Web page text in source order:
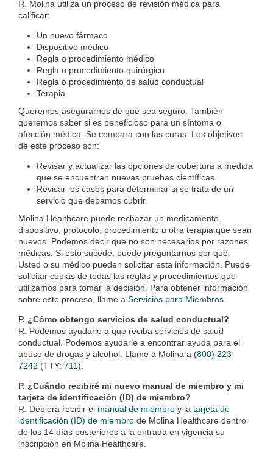
R. Molina utiliza un proceso de revisión médica para
calificar:
Un nuevo fármaco
Dispositivo médico
Regla o procedimiento médico
Regla o procedimiento quirúrgico
Regla o procedimiento de salud conductual
Terapia
Queremos asegurarnos de que sea seguro. También
queremos saber si es beneficioso para un síntoma o
afección médica. Se compara con las curas. Los objetivos
de este proceso son:
Revisar y actualizar las opciones de cobertura a medida
que se encuentran nuevas pruebas científicas.
Revisar los casos para determinar si se trata de un
servicio que debamos cubrir.
Molina Healthcare puede rechazar un medicamento,
dispositivo, protocolo, procedimiento u otra terapia que sean
nuevos. Podemos decir que no son necesarios por razones
médicas. Si esto sucede, puede preguntarnos por qué.
Usted o su médico pueden solicitar esta información. Puede
solicitar copias de todas las reglas y procedimientos que
utilizamos para tomar la decisión. Para obtener información
sobre este proceso, llame a Servicios para Miembros.
P. ¿Cómo obtengo servicios de salud conductual?
R. Podemos ayudarle a que reciba servicios de salud
conductual. Podemos ayudarle a encontrar ayuda para el
abuso de drogas y alcohol. Llame a Molina a (800) 223-
7242 (TTY: 711).
P. ¿Cuándo recibiré mi nuevo manual de miembro y mi
tarjeta de identificación (ID) de miembro?
R. Debiera recibir el manual de miembro y la tarjeta de
identificación (ID) de miembro de Molina Healthcare dentro
de los 14 días posteriores a la entrada en vigencia su
inscripción en Molina Healthcare.